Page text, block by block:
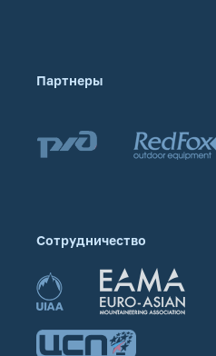
Партнеры
Сотрудничество